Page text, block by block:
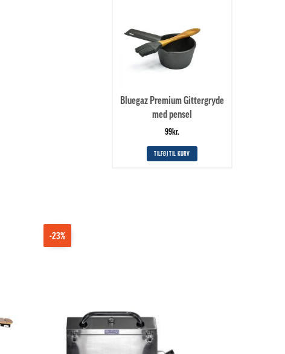
Bluegaz Premium Gittergryde
med pensel
99kr.
TILFØJ TIL KURV
-23%